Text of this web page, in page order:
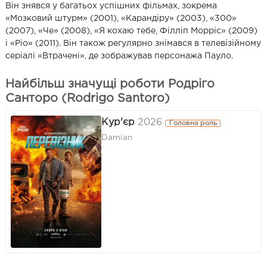
Він знявся у багатьох успішних фільмах, зокрема
«Мозковий штурм» (2001), «Карандіру» (2003), «300»
(2007), «Че» (2008), «Я кохаю тебе, Філліп Морріс» (2009)
і «Ріо» (2011). Він також регулярно знімався в телевізійному
серіалі «Втрачені», де зображував персонажа Пауло.
Найбільш значущі роботи Родріго
Санторо (Rodrigo Santoro)
Кур'єр 2026 Головна роль
Damian